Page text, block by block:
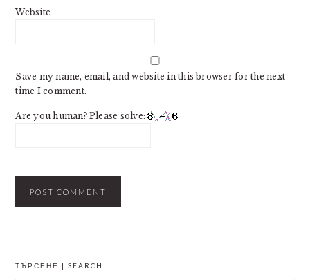
Website
Save my name, email, and website in this browser for the next
time I comment.
Are you human? Please solve:
ТЪРСЕНЕ | SEARCH